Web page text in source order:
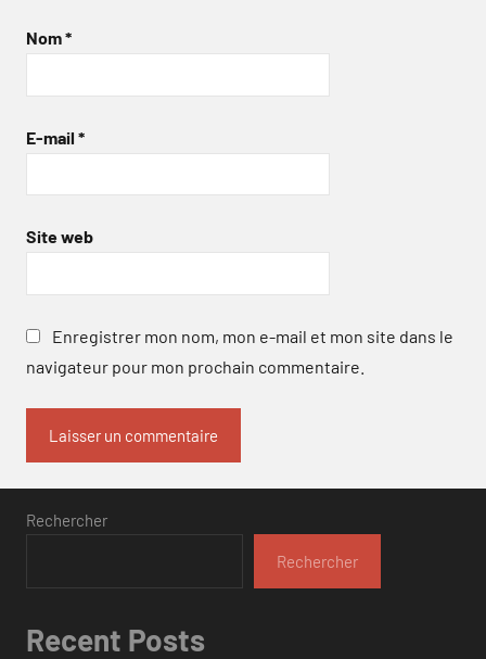
Nom*
E-mail *
Site web
Enregistrer mon nom, mon e-mail et mon site dans le
navigateur pour mon prochain commentaire.
Rechercher
Rechercher
Recent Posts